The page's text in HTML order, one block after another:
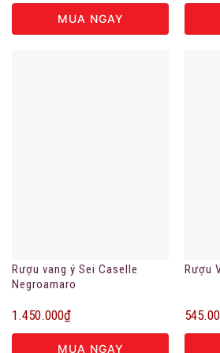
MUA NGAY
Rượu vang ý Sei Caselle
Negroamaro
1.450.000₫
MUA NGAY
Rượu